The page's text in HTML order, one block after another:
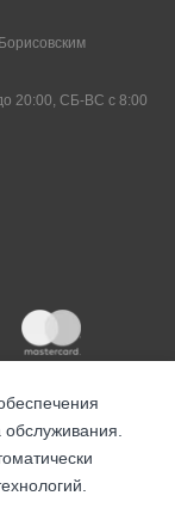
20:00, СБ-ВС с 8:00